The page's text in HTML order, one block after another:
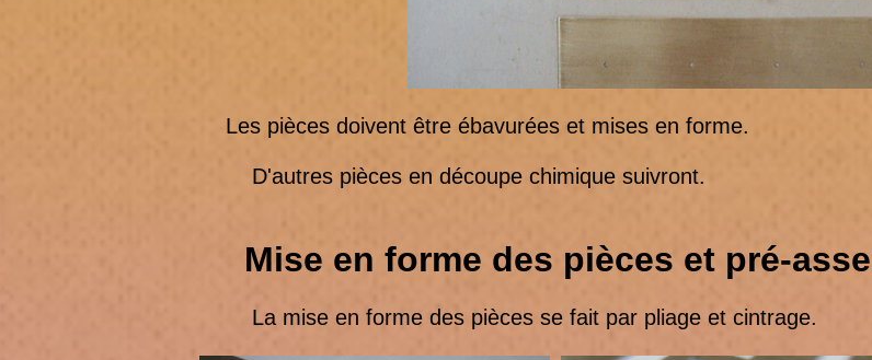
Les pièces doivent être ébavurées et mises en forme.
D'autres pièces en découpe chimique suivront.
Mise en forme des pièces et pré-
La mise en forme des pièces se fait par pliage et cintrage.